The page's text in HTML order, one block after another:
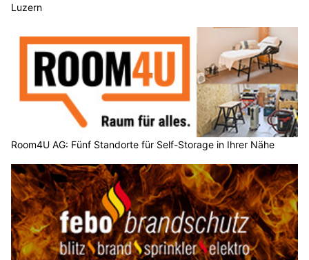
Luzern
Room4U AG: Fünf Standorte für Self-Storage in Ihrer Nähe